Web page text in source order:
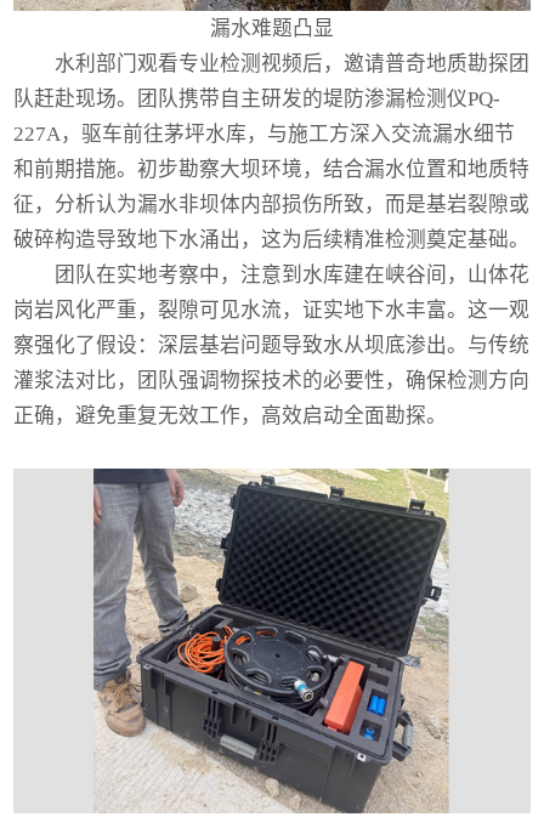
漏水难题凸显
水利部门观看专业检测视频后，邀请普奇地质勘探团
队赶赴现场。团队携带自主研发的堤防渗漏检测仪PQ-
227A，驱车前往茅坪水库，与施工方深入交流漏水细节
和前期措施。初步勘察大坝环境，结合漏水位置和地质特
征，分析认为漏水非坝体内部损伤所致，而是基岩裂隙或
破碎构造导致地下水涌出，这为后续精准检测奠定基础。
团队在实地考察中，注意到水库建在峡谷间，山体花
岗岩风化严重，裂隙可见水流，证实地下水丰富。这一观
察强化了假设：深层基岩问题导致水从坝底渗出。与传统
灌浆法对比，团队强调物探技术的必要性，确保检测方向
正确，避免重复无效工作，高效启动全面勘探。